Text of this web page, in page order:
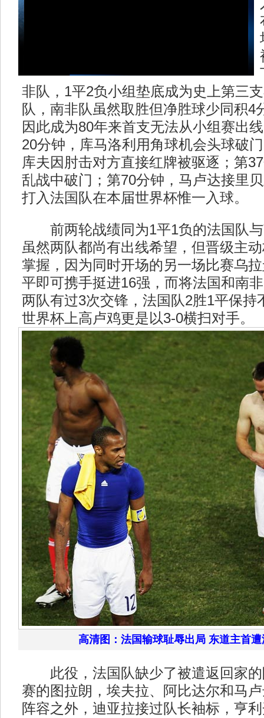
非队，1平2负小组垫底成为史上第三
队，南非队虽然取胜但净胜球少同积4
因此成为80年来首支无法从小组赛出
20分钟，库马洛利用角球机会头球破
库夫因肘击对方直接红牌被驱逐；第
乱战中破门；第70分钟，马卢达接里
打入法国队在本届世界杯惟一入球。
前两轮战绩同为1平1负的法国队与
虽然两队都尚有出线希望，但晋级主
掌握，因为同时开场的另一场比赛乌
平即可携手挺进16强，而将法国和南
两队有过3次交锋，法国队2胜1平保持
世界杯上高卢鸡更是以3-0横扫对手。
高清图：法国输球耻辱出局 东道主首遭
此役，法国队缺少了被遣返回家的
赛的图拉朗，埃夫拉、阿比达尔和马
阵容之外，迪亚拉接过队长袖标，亨